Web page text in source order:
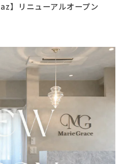
】リニューアルオープン